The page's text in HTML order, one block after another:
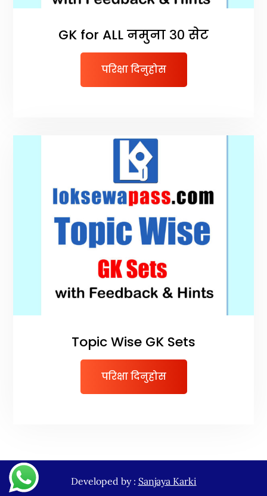
GK for ALL नमुना ३० सेट
परिक्षा दिनुहोस
Topic Wise GK Sets
परिक्षा दिनुहोस
Developed by : Sanjaya Karki